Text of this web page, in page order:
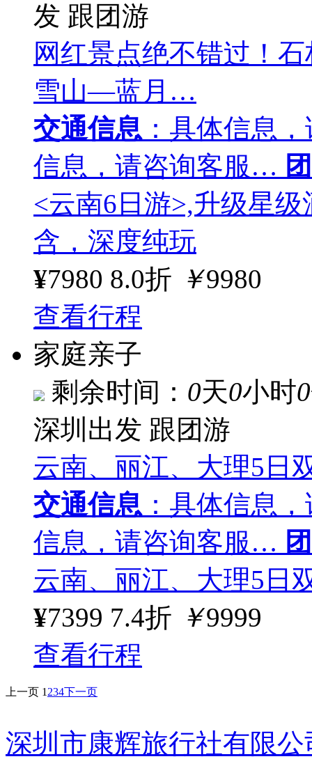
发 跟团游
网红景点绝不错过！
雪山—蓝月…
交通信息 ：具体信息
信息，请咨询客服…
<云南6日游>,升级星
含，深度纯玩
¥7980 8.0折 ￥9980
查看行程
家庭亲子
剩余时间： 0天0小时0
深圳出发 跟团游
云南、丽江、大理5日
交通信息 ：具体信息
信息，请咨询客服…
云南、丽江、大理5日
¥7399 7.4折 ￥9999
查看行程
上一页 1 234下一页
深圳市康辉旅行社有限